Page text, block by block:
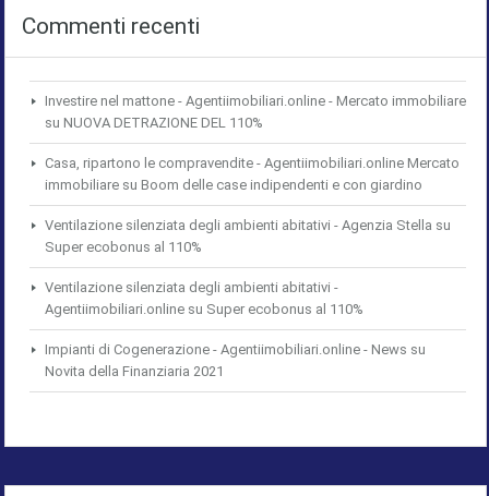
Commenti recenti
Investire nel mattone - Agentiimobiliari.online - Mercato immobiliare
su NUOVA DETRAZIONE DEL 110%
Casa, ripartono le compravendite - Agentiimobiliari.online Mercato
immobiliare su Boom delle case indipendenti e con giardino
Ventilazione silenziata degli ambienti abitativi - Agenzia Stella su
Super ecobonus al 110%
Ventilazione silenziata degli ambienti abitativi -
Agentiimobiliari.online su Super ecobonus al 110%
Impianti di Cogenerazione - Agentiimobiliari.online - News su
Novita della Finanziaria 2021